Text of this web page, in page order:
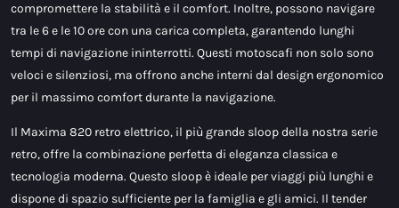
compromettere la stabilità e il comfort. Inoltre, possono navigare
tra le 6 e le 10 ore con una carica completa, garantendo lunghi
tempi di navigazione ininterrotti. Questi motoscafi non solo sono
veloci e silenziosi, ma offrono anche interni dal design ergonomico
per il massimo comfort durante la navigazione.
Il Maxima 820 retro elettrico, il più grande sloop della nostra serie
retro, offre la combinazione perfetta di eleganza classica e
tecnologia moderna. Questo sloop è ideale per viaggi più lunghi e
dispone di spazio sufficiente per la famiglia e gli amici. Il tender